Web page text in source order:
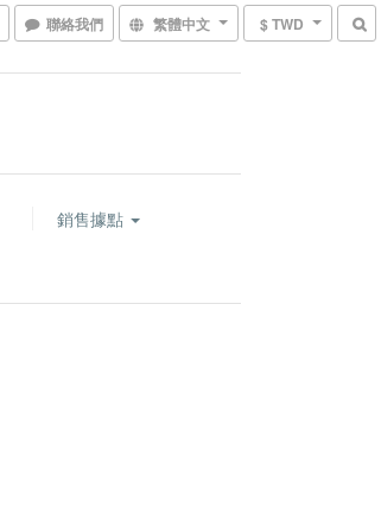
聯絡我們 繁體中文 $ TWD
銷售據點